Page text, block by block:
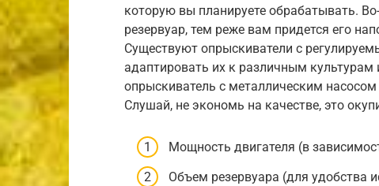
которую вы планируете обрабатывать.
резервуар, тем реже вам придется его
Существуют опрыскиватели с
адаптировать их к различным
опрыскиватель с металлическим
Слушай, не экономь на качестве, это
Мощность двигателя (в
Объем резервуара (для удобства